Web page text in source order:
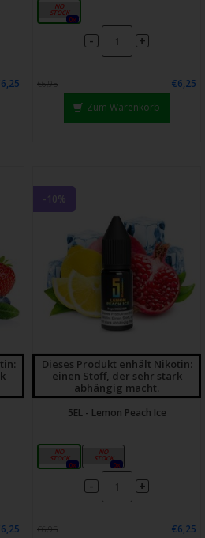
20mg
0x
- +
€6,95
€6,25
Zum Warenkorb
-10%
Dieses Produkt enhält Nikotin:
einen Stoff, der sehr stark
abhängig macht.
5EL - Lemon Peach Ice
10mg
0x
20mg
0x
- +
€6,95
€6,25